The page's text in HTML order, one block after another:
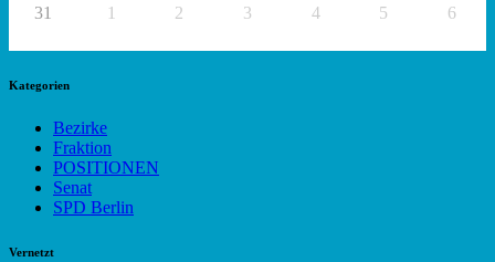
31 1 2 3 4 5 6
Kategorien
Bezirke
Fraktion
POSITIONEN
Senat
SPD Berlin
Vernetzt